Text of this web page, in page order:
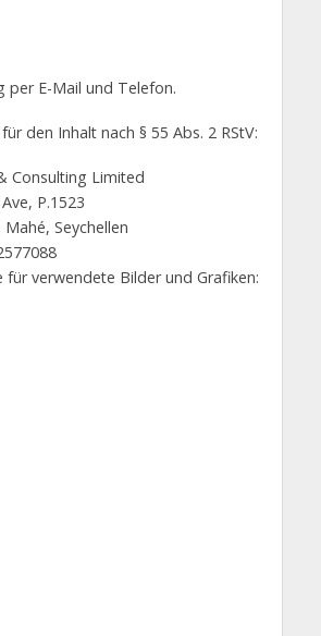
per E-Mail und Telefon.
den Inhalt nach § 55 Abs. 2 RStV:
Consulting Limited
P.1523
Seychellen
für verwendete Bilder und Grafiken: